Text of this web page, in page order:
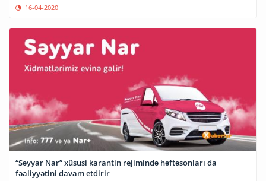
16-04-2020
“Səyyar Nar” xüsusi karantin rejimində həftəsonları da
fəaliyyətini davam etdirir